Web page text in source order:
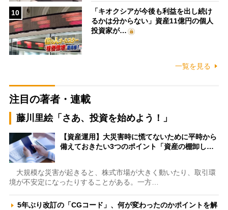
10
「キオクシアが今後も利益を出し続け
るかは分からない」資産11億円の個人
投資家が…
一覧を見る
注目の著者・連載
藤川里絵「さあ、投資を始めよう！」
【資産運用】大災害時に慌てないために平時から
備えておきたい3つのポイント「資産の棚卸し…
大規模な災害が起きると、株式市場が大きく動いたり、取引環
境が不安定になったりすることがある。一方…
5年ぶり改訂の「CGコード」、何が変わったのかポイントを解